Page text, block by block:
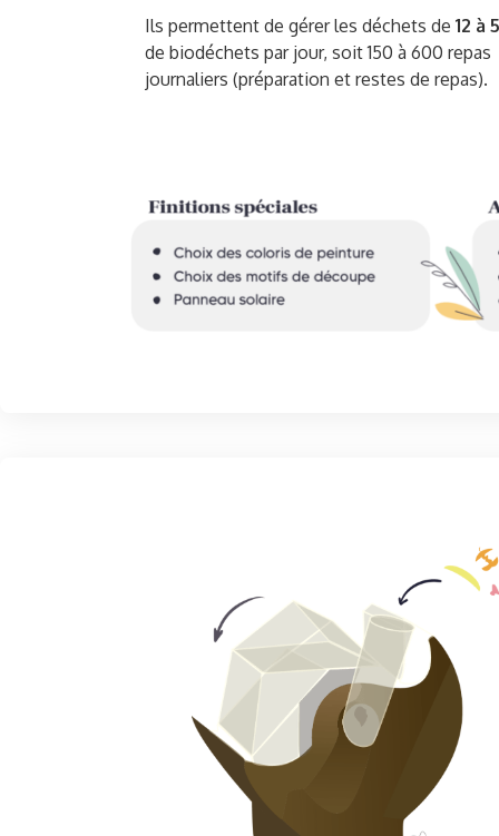
Ils permettent de gérer les déchets de 12 à
de biodéchets par jour, soit 150 à 600 repas
journaliers (préparation et restes de repas).